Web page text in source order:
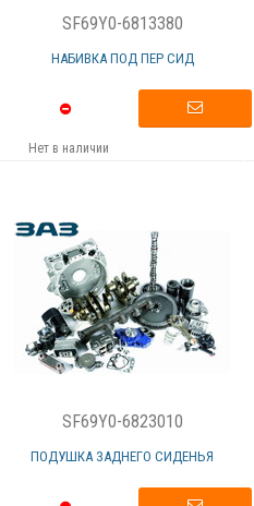
SF69Y0-6813380
НАБИВКА ПОД ПЕР СИД
Нет в наличии
SF69Y0-6823010
ПОДУШКА ЗАДНЕГО СИДЕНЬЯ